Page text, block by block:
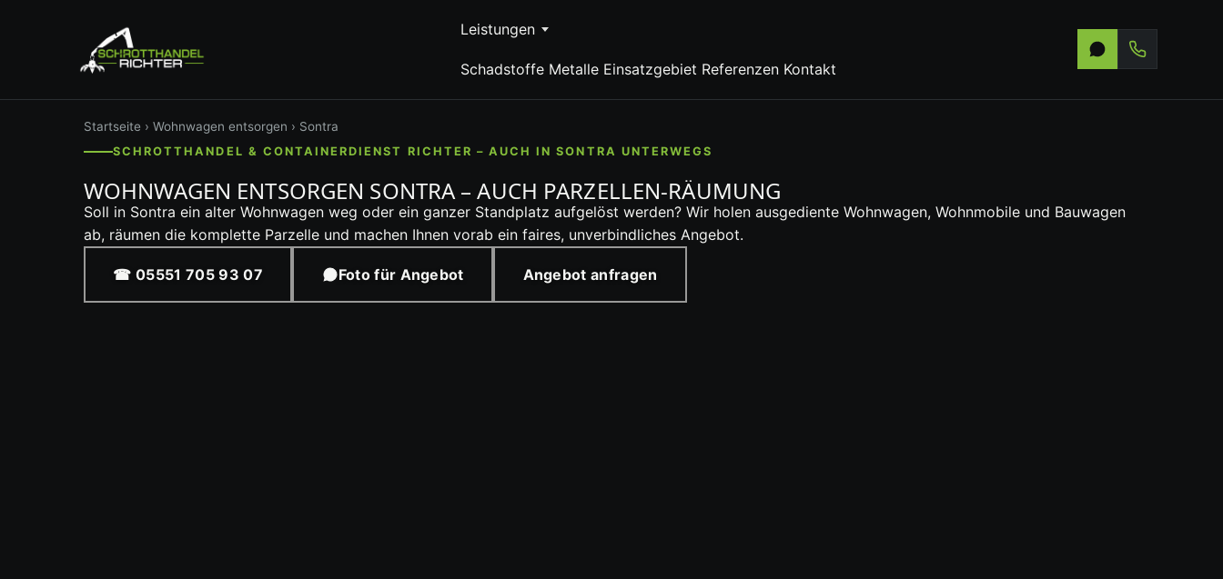
Leistungen
Schadstoffe Metalle Einsatzgebiet Referenzen Kontakt
Startseite › Wohnwagen entsorgen › Sontra
SCHROTTHANDEL & CONTAINERDIENST RICHTER – AUCH IN SONTRA UNTERWEGS
WOHNWAGEN ENTSORGEN SONTRA – AUCH PARZELLEN-RÄUMUNG
Soll in Sontra ein alter Wohnwagen weg oder ein ganzer Standplatz aufgelöst werden? Wir holen ausgediente Wohnwagen, Wohnmobile und Bauwagen
ab, räumen die komplette Parzelle und machen Ihnen vorab ein faires, unverbindliches Angebot.
☎ 05551 705 93 07 Foto für Angebot Angebot anfragen